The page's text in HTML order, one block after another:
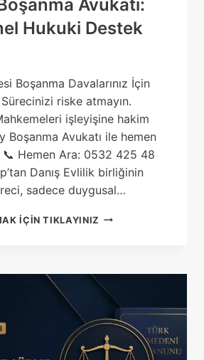
Avukatı:
Hukuki Destek
Boşanma Davalarınız İçin
riske atmayın.
işleyişine hakim
Boşanma Avukatı ile hemen
Hemen Ara: 0532 425 48
Danış Evlilik birliğinin
sadece duygusal…
IÇIN TIKLAYINIZ BAKIRKÖY
HUKUKI
DESTEK
REHBERI